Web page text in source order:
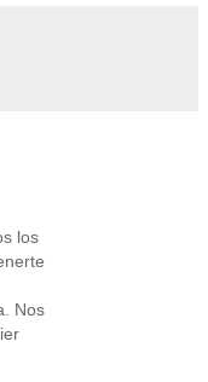
los
Nos